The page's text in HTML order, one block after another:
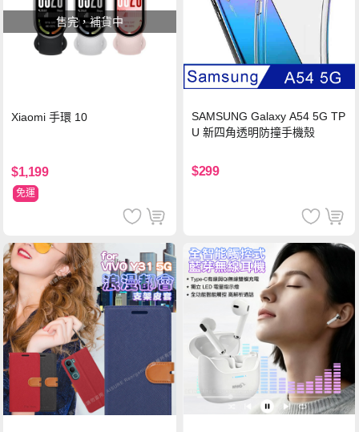
售完，補貨中
Xiaomi 手環 10
$1,199
免運
SAMSUNG Galaxy A54 5G TP
U 新四角透明防撞手機殼
$299